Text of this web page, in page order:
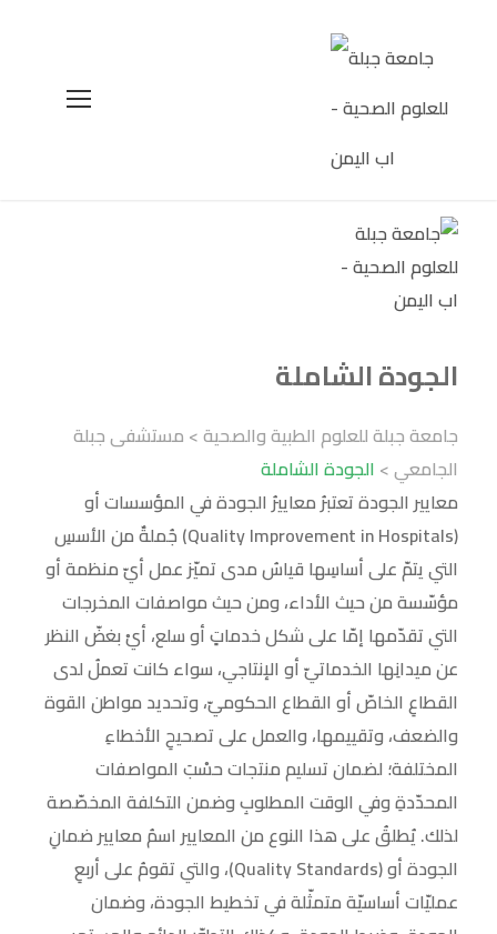
الجودة الشاملة
جامعة جبلة للعلوم الطبية والصحية> مستشفى جبلة
الجامعي> الجودة الشاملة
معايير الجودة تعتبرُ معاييرُ الجودة في المؤسسات أو
(Quality Improvement in Hospitals) جُملةٌ من الأسسِ
التي يتمّ على أساسِها قياسُ مدى تميّز عمل أيّ منظمة أو
مؤسّسة من حيث الأداء، ومن حيث مواصفات المخرجات
التي تقدّمها إمّا على شكل خدماتٍ أو سلع، أيْ بغضّ النظر
عن ميدانِها الخدماتيّ أو الإنتاجي، سواء كانت تعملُ لدى
القطاعِ الخاصّ أو القطاع الحكوميّ، وتحديد مواطن القوة
والضعف، وتقييمها، والعمل على تصحيحِ الأخطاءِ
المختلفة؛ لضمان تسليم منتجات حسْبَ المواصفات
المحدّدةِ وفي الوقت المطلوبِ وضمن التكلفة المخصّصة
لذلك. يُطلقُ على هذا النوع من المعايير اسمُ معايير ضمانِ
الجودة أو (Quality Standards)، والتي تقومُ على أربعِ
عمليّات أساسيّة متمثّلة في تخطيط الجودة، وضمان